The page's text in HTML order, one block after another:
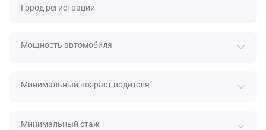
Город регистрации
Мощность автомобиля
Минимальный возраст водителя
Минимальный стаж